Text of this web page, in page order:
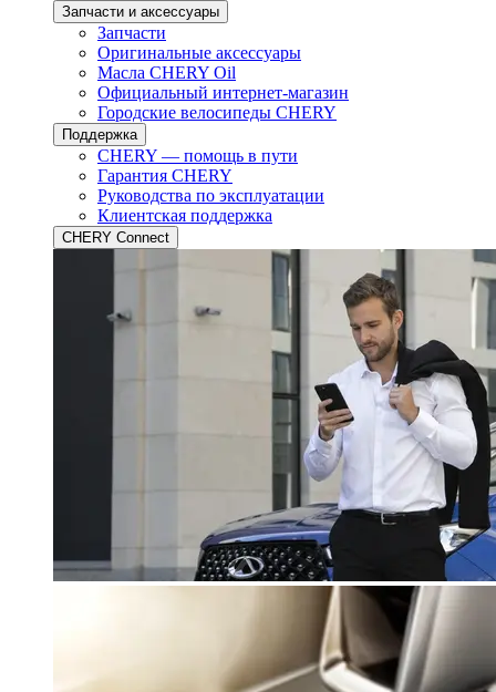
Запчасти и аксессуары
Запчасти
Оригинальные аксессуары
Масла CHERY Oil
Официальный интернет-магазин
Городские велосипеды CHERY
Поддержка
CHERY — помощь в пути
Гарантия CHERY
Руководства по эксплуатации
Клиентская поддержка
CHERY Connect